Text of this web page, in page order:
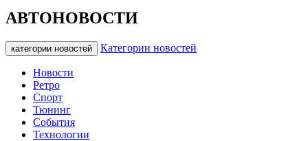
АВТОНОВОСТИ
категории новостей Категории новостей
Новости
Ретро
Спорт
Тюнинг
События
Технологии